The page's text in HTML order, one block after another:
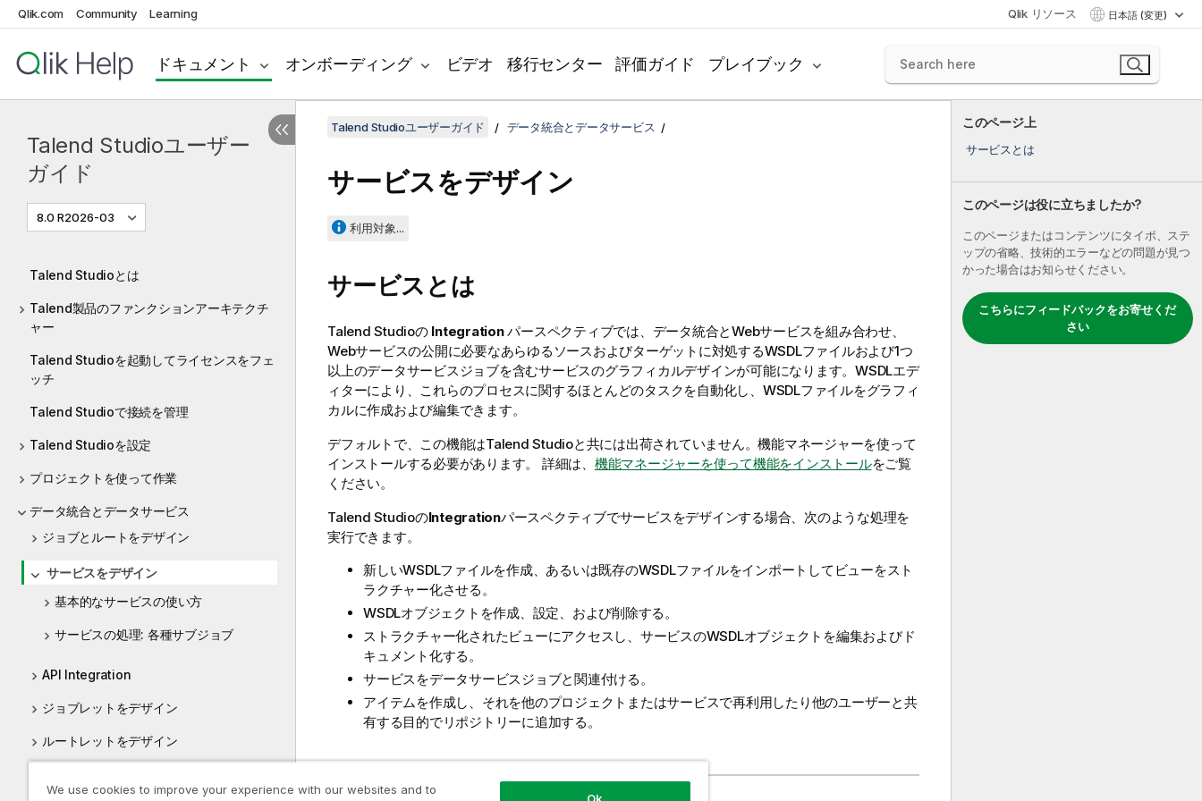
Qlik.com Community Learning Qlik リソース 日本語 (変更)
ドキュメント オンボーディング ビデオ 移行センター 評価ガイド プレイブック
Talend Studioユーザー
ガイド
8.0 R2026-03
Talend Studioとは
Talend製品のファンクションアーキテクチ
ャー
Talend Studioを起動してライセンスをフェ
ッチ
Talend Studioで接続を管理
Talend Studioを設定
プロジェクトを使って作業
データ統合とデータサービス
ジョブとルートをデザイン
サービスをデザイン
基本的なサービスの使い方
サービスの処理: 各種サブジョブ
API Integration
ジョブレットをデザイン
ルートレットをデザイン
このページ上
サービスとは
このページは役に立ちましたか?
このページまたはコンテンツにタイポ、ステ
ップの省略、技術的エラーなどの問題が見つ
かった場合はお知らせください。
こちらにフィードバックをお寄せくだ
さい
Talend Studioユーザーガイド データ統合とデータサービス
サービスをデザイン
利用対象...
サービスとは
Talend Studioの Integrationパースペクティブでは、データ統合とWebサービスを組み合わせ、
Webサービスの公開に必要なあらゆるソースおよびターゲットに対処するWSDLファイルおよび1つ
以上のデータサービスジョブを含むサービスのグラフィカルデザインが可能になります。WSDLエデ
ィターにより、これらのプロセスに関するほとんどのタスクを自動化し、WSDLファイルをグラフィ
カルに作成および編集できます。
デフォルトで、この機能はTalend Studioと共には出荷されていません。機能マネージャーを使って
インストールする必要があります。 詳細は、 機能マネージャーを使って機能をインストールをご覧
ください。
Talend StudioのIntegrationパースペクティブでサービスをデザインする場合、次のような処理を
実行できます。
新しいWSDLファイルを作成、あるいは既存のWSDLファイルをインポートしてビューをスト
ラクチャー化させる。
WSDLオブジェクトを作成、設定、および削除する。
ストラクチャー化されたビューにアクセスし、サービスのWSDLオブジェクトを編集およびド
キュメント化する。
サービスをデータサービスジョブと関連付ける。
アイテムを作成し、それを他のプロジェクトまたはサービスで再利用したり他のユーザーと共
有する目的でリポジトリーに追加する。
We use cookies to improve your experience with our websites and to